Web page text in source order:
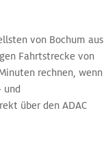
von Bochum aus
Fahrtstrecke von
rechnen, wenn
und
über den ADAC